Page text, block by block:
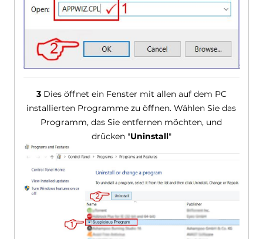
3Dies öffnet ein Fenster mit allen auf dem PC
installierten Programme zu öffnen. Wählen Sie das
Programm, das Sie entfernen möchten, und
drücken "Uninstall"